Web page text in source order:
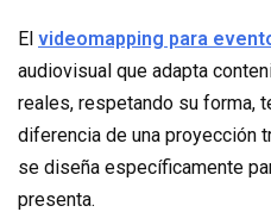
El videomapping para
audiovisual que adapta
reales, respetando su forma,
diferencia de una proyección
se diseña específicamente
presenta.